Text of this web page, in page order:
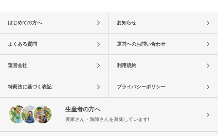
はじめての方へ お知らせ
よくある質問 運営へのお問い合わせ
運営会社 利用規約
特商法に基づく表記 プライバシーポリシー
生産者の方へ
農家さん・漁師さんを募集しています!